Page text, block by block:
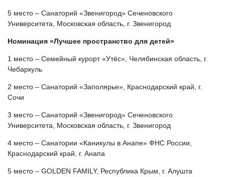
5 место – Санаторий «Звенигород» Сеченовского
Университета, Московская область, г. Звенигород
Номинация «Лучшее пространство для детей»
1 место – Семейный курорт «Утёс», Челябинская область, г.
Чебаркуль
2 место – Санаторий «Заполярье», Краснодарский край, г.
Сочи
3 место – Санаторий «Звенигород» Сеченовского
Университета, Московская область, г. Звенигород
4 место – Санатории «Каникулы в Анапе» ФНС России,
Краснодарский край, г. Анапа
5 место – GOLDEN FAMILY, Республика Крым, г. Алушта